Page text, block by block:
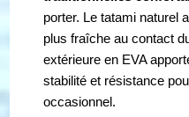
porter. Le tatami naturel
plus fraîche au contact
extérieure en EVA
stabilité et résistance
occasionnel.